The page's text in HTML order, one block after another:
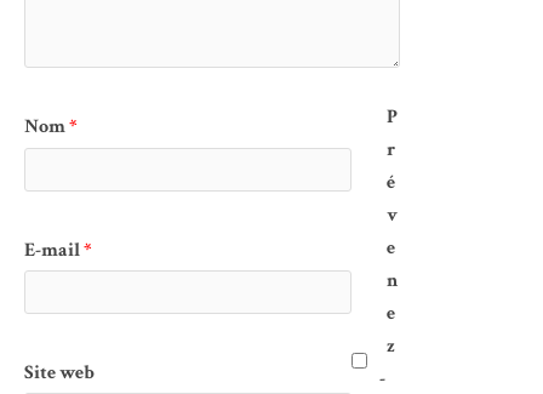
Nom*
E-mail*
Site web
P
r
é
v
e
n
e
z
-